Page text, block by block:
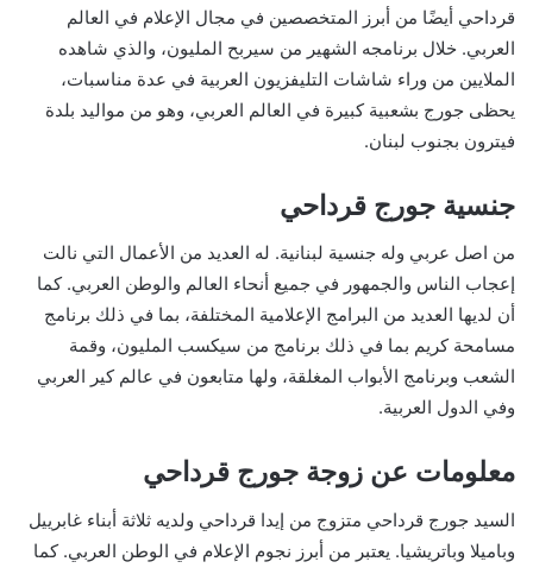
قرداحي أيضًا من أبرز المتخصصين في مجال الإعلام في العالم
العربي. خلال برنامجه الشهير من سيربح المليون، والذي شاهده
الملايين من وراء شاشات التليفزيون العربية في عدة مناسبات،
يحظى جورج بشعبية كبيرة في العالم العربي، وهو من مواليد بلدة
فيترون بجنوب لبنان.
جنسية جورج قرداحي
من اصل عربي وله جنسية لبنانية. له العديد من الأعمال التي نالت
إعجاب الناس والجمهور في جميع أنحاء العالم والوطن العربي. كما
أن لديها العديد من البرامج الإعلامية المختلفة، بما في ذلك برنامج
مسامحة كريم بما في ذلك برنامج من سيكسب المليون، وقمة
الشعب وبرنامج الأبواب المغلقة، ولها متابعون في عالم كير العربي
وفي الدول العربية.
معلومات عن زوجة جورج قرداحي
السيد جورج قرداحي متزوج من إيدا قرداحي ولديه ثلاثة أبناء غابرييل
وباميلا وباتريشيا. يعتبر من أبرز نجوم الإعلام في الوطن العربي. كما